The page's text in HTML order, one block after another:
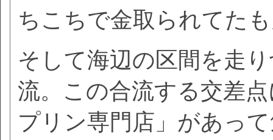
ちこちで金取られてた
そして海辺の区間を走
流。この合流する交差
プリン専門店」があっ